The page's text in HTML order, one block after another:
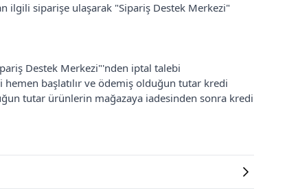
ilgili siparişe ulaşarak "Sipariş Destek Merkezi"
Destek Merkezi"'nden iptal talebi
başlatılır ve ödemiş olduğun tutar kredi
tutar ürünlerin mağazaya iadesinden sonra kredi